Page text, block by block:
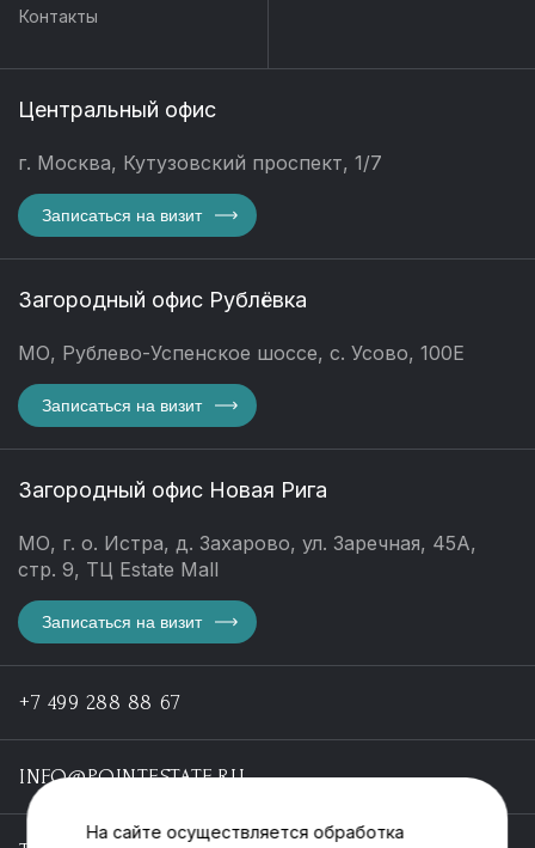
Контакты
Центральный офис
г. Москва, Кутузовский проспект, 1/7
Записаться на визит
Загородный офис Рублёвка
МО, Рублево-Успенское шоссе, с. Усово, 100Е
Записаться на визит
Загородный офис Новая Рига
МО, г. о. Истра, д. Захарово, ул. Заречная, 45А,
стр. 9, ТЦ Estate Mall
Записаться на визит
+7 499 288 88 67
INFO@POINTESTATE.RU
На сайте осуществляется обработка